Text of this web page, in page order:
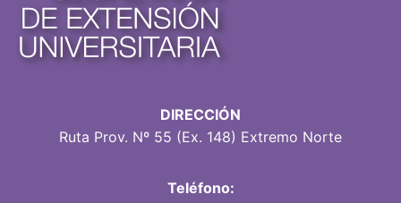
DIRECCIÓN
Ruta Prov. Nº 55 (Ex. 148) Extremo Norte
Teléfono: